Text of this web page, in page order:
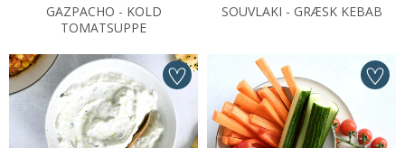
GAZPACHO - KOLD
TOMATSUPPE
SOUVLAKI - GRÆSK KEBAB